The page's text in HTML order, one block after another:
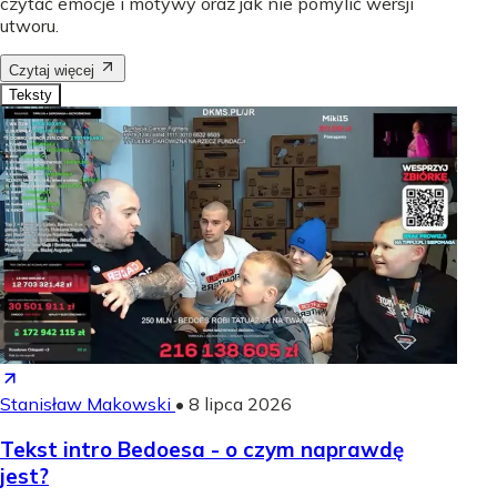
utworu.
Czytaj więcej
Teksty
Stanisław Makowski • 8 lipca 2026
Tekst intro Bedoesa - o czym naprawdę
jest?